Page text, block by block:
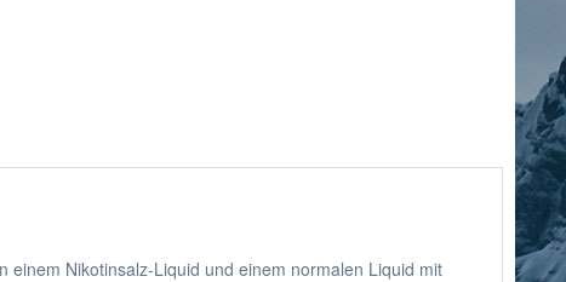
einem Nikotinsalz-Liquid und einem normalen Liquid mit